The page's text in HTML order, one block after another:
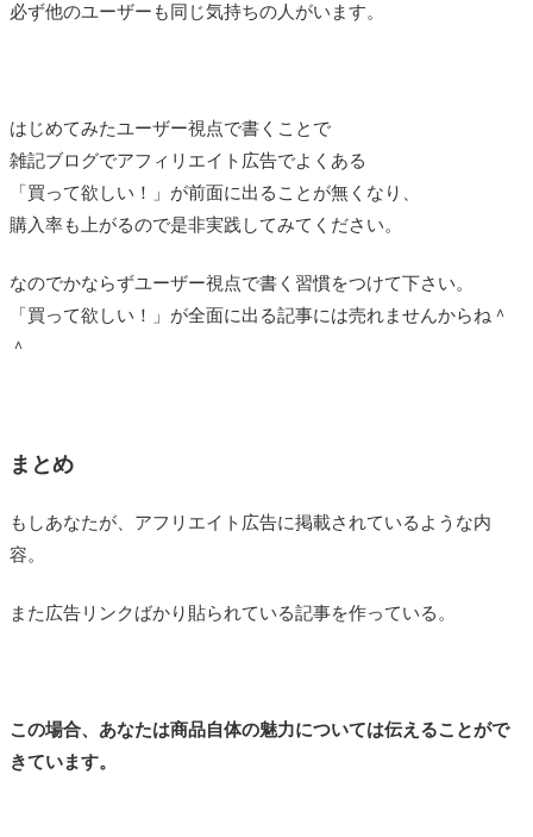
必ず他のユーザーも同じ気持ちの人がいます。
はじめてみたユーザー視点で書くことで
雑記ブログでアフィリエイト広告でよくある
「買って欲しい！」が前面に出ることが無くなり、
購入率も上がるので是非実践してみてください。
なのでかならずユーザー視点で書く習慣をつけて下さい。
「買って欲しい！」が全面に出る記事には売れませんからね＾
＾
まとめ
もしあなたが、アフリエイト広告に掲載されているような内
容。
また広告リンクばかり貼られている記事を作っている。
この場合、あなたは商品自体の魅力については伝えることがで
きています。